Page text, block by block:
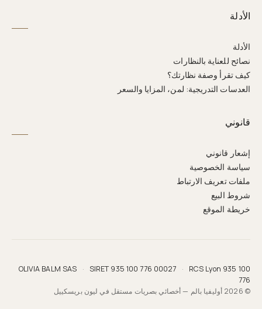
الأدلة
الأدلة
نصائح للعناية بالنظارات
كيف تقرأ وصفة نظارتك؟
العدسات التدريجية: لمن، المزايا والسعر
قانوني
إشعار قانوني
سياسة الخصوصية
ملفات تعريف الارتباط
شروط البيع
خريطة الموقع
OLIVIA BALM SAS · SIRET 935 100 776 00027 ·
RCS Lyon 935 100
776
© 2026 أوليفيا بالم — أخصائي بصريات مستقل في ليون بريسكييل